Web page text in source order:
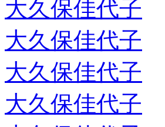
大久保佳代子
大久保佳代子
大久保佳代子
大久保佳代子